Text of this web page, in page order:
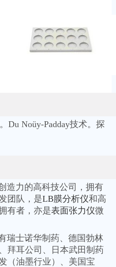
Noüy-Padday技术。探
造力的高科技公司，拥有
团队，是LB膜分析仪和高
有者，亦是表面张力仪微
瑞士诺华制药、德国勃林
拜耳公司、日本武田制药
（油墨行业）、美国宝